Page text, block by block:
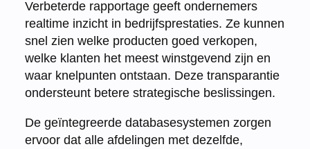
Verbeterde rapportage geeft ondernemers
realtime inzicht in bedrijfsprestaties. Ze kunnen
snel zien welke producten goed verkopen,
welke klanten het meest winstgevend zijn en
waar knelpunten ontstaan. Deze transparantie
ondersteunt betere strategische beslissingen.
De geïntegreerde databasesystemen zorgen
ervoor dat alle afdelingen met dezelfde,